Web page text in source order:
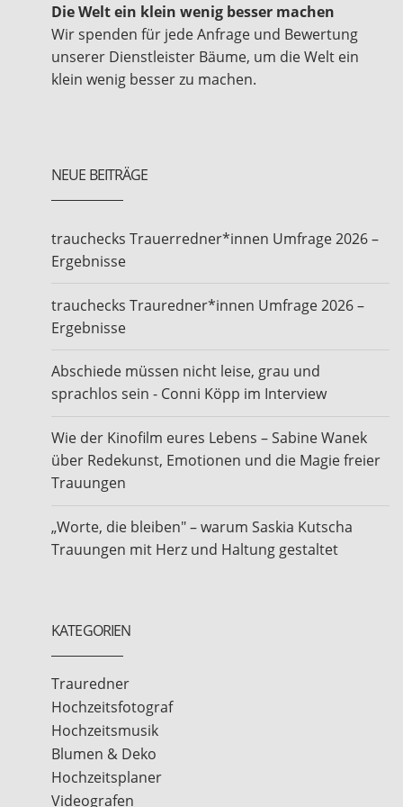
Die Welt ein klein wenig besser machen
Wir spenden für jede Anfrage und Bewertung
unserer Dienstleister Bäume, um die Welt ein
klein wenig besser zu machen.
NEUE BEITRÄGE
trauchecks Trauerredner*innen Umfrage 2026 –
Ergebnisse
trauchecks Trauredner*innen Umfrage 2026 –
Ergebnisse
Abschiede müssen nicht leise, grau und
sprachlos sein - Conni Köpp im Interview
Wie der Kinofilm eures Lebens – Sabine Wanek
über Redekunst, Emotionen und die Magie freier
Trauungen
„Worte, die bleiben" – warum Saskia Kutscha
Trauungen mit Herz und Haltung gestaltet
KATEGORIEN
Trauredner
Hochzeitsfotograf
Hochzeitsmusik
Blumen & Deko
Hochzeitsplaner
Videografen